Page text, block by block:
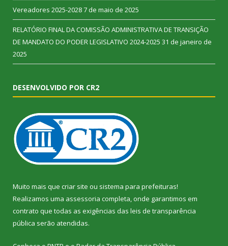
Vereadores 2025-20287 de maio de 2025
RELATÓRIO FINAL DA COMISSÃO ADMINISTRATIVA DE TRANSIÇÃO
DE MANDATO DO PODER LEGISLATIVO 2024-2025 31 de janeiro de
2025
DESENVOLVIDO POR CR2
Muito mais que criar site ou sistema para prefeituras!
Realizamos uma assessoria completa, onde garantimos em
contrato que todas as exigências das leis de transparência
pública serão atendidas.